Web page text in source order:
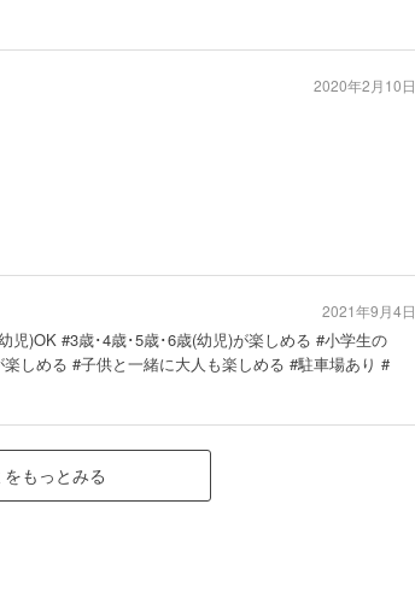
2020年2月10日
児)OK #3歳･4歳･5歳･6歳(幼児)が楽しめる #小学生の
しめる #子供と一緒に大人も楽しめる #駐車場あり #
2021年9月4日
もっとみる